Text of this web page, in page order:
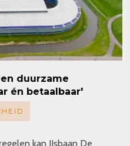
duurzame
én betaalbaar'
kan IJsbaan De